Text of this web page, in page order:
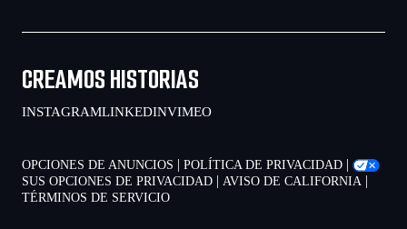
CREAMOS HISTORIAS
INSTAGRAMLINKEDINVIMEO
OPCIONES DE ANUNCIOS | POLÍTICA DE PRIVACIDAD |
SUS OPCIONES DE PRIVACIDAD | AVISO DE CALIFORNIA |
TÉRMINOS DE SERVICIO